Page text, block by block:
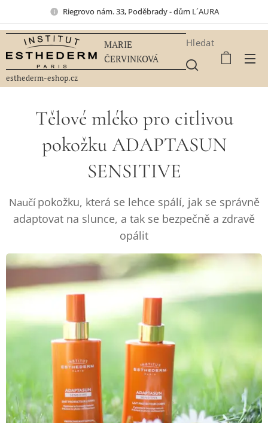
Riegrovo nám. 33, Poděbrady - dům L´AURA
MARIE
ČERVINKOVÁ
esthederm-eshop.cz
Hledat
Tělové mléko pro citlivou
pokožku ADAPTASUN
SENSITIVE
Naučípokožku, která se lehce spálí, jak se správně
adaptovat na slunce, a tak se bezpečně a zdravě
opálit